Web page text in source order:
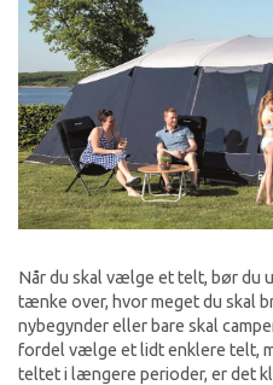
Når du skal vælge et telt, bør du
tænke over, hvor meget du skal
nybegynder eller bare skal
fordel vælge et lidt enklere telt,
teltet i længere perioder, er det